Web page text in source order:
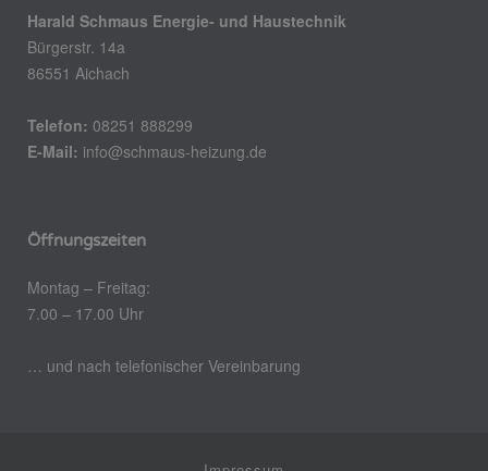
Harald Schmaus Energie- und Haustechnik
Bürgerstr. 14a
86551 Aichach
Telefon: 08251 888299
E-Mail: info@schmaus-heizung.de
Öffnungszeiten
Montag – Freitag:
7.00 – 17.00 Uhr
… und nach telefonischer Vereinbarung